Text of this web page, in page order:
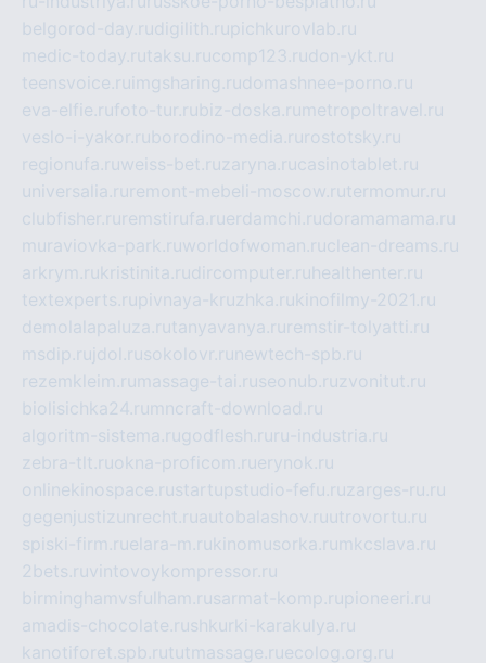
belgorod-day.rudigilith.rupichkurovlab.ru
medic-today.rutaksu.rucomp123.rudon-ykt.ru
teensvoice.ru imgsharing.rudomashnee-porno.ru
eva-elfie.rufoto-tur.rubiz-doska.ru metropoltravel.ru
veslo-i-yakor.ruborodino-media.ru rostotsky.ru
regionufa.ruweiss-bet.ruzaryna.rucasinotablet.ru
universalia.ru remont-mebeli-moscow.rutermomur.ru
clubfisher.ru remstirufa.ruerdamchi.rudoramamama.ru
muraviovka-park.ruworldofwoman.ruclean-dreams.ru
arkrym.rukristinita.rudircomputer.ru healthenter.ru
textexperts.rupivnaya-kruzhka.rukinofilmy-2021.ru
demolalapaluza.rutanyavanya.ru remstir-tolyatti.ru
msdip.ru jdol.rusokolovr.ru newtech-spb.ru
rezemkleim.ru massage-tai.ruseonub.ruzvonitut.ru
biolisichka24.ru mncraft-download.ru
algoritm-sistema.rugodflesh.ru ru-industria.ru
zebra-tlt.ruokna-proficom.ruerynok.ru
onlinekinospace.rustartupstudio-fefu.ruzarges-ru.ru
gegenjustizunrecht.ruautobalashov.ruutrovortu.ru
spiski-firm.ruelara-m.rukinomusorka.ru mkcslava.ru
2bets.ruvintovoykompressor.ru
birminghamvsfulham.rusarmat-komp.rupioneeri.ru
amadis-chocolate.rushkurki-karakulya.ru
kanotiforet.spb.rututmassage.ruecolog.org.ru